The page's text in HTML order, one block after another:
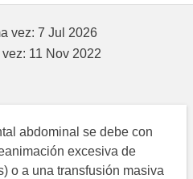
vez: 7 Jul 2026
11 Nov 2022
abdominal se debe con
excesiva de
o a una transfusión masiva